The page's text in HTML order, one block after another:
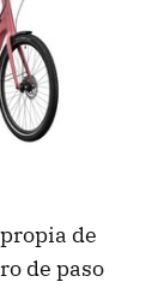
de
de paso